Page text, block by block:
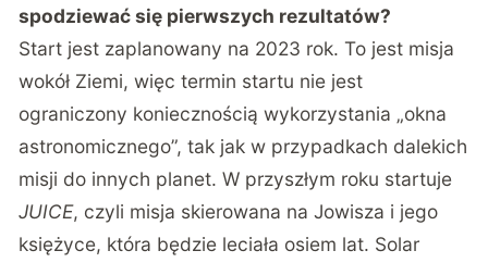
spodziewać się pierwszych rezultatów?
Start jest zaplanowany na 2023 rok. To jest misja
wokół Ziemi, więc termin startu nie jest
ograniczony koniecznością wykorzystania „okna
astronomicznego”, tak jak w przypadkach dalekich
misji do innych planet. W przyszłym roku startuje
JUICE, czyli misja skierowana na Jowisza i jego
księżyce, która będzie leciała osiem lat. Solar